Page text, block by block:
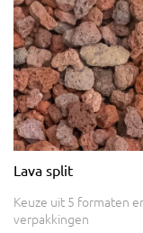
Lava split
Keuze uit 5 formaten
verpakkingen